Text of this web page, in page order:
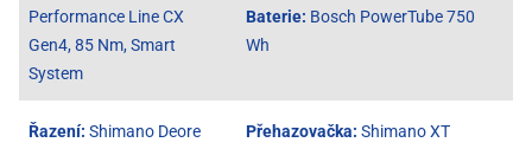
Performance Line CX
Gen4, 85 Nm, Smart
System
Baterie: Bosch PowerTube 750
Wh
Řazení: Shimano Deore
Přehazovačka: Shimano XT